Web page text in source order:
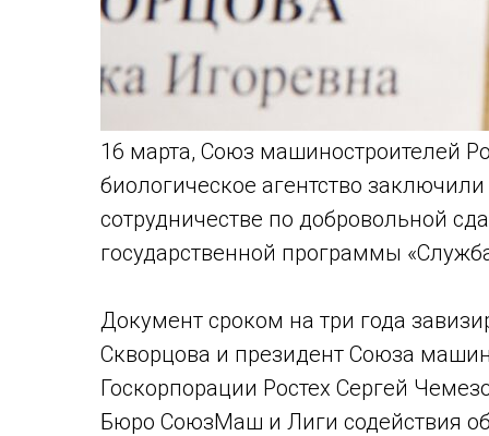
16 марта, Союз машиностроителей
биологическое агентство
сотрудничестве по добровольной
государственной программы
Документ сроком на три года
Скворцова и президент Союза
Госкорпорации Ростех Сергей
Бюро СоюзМаш и Лиги содействия